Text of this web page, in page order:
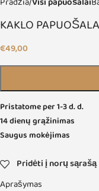
KAKLO
€49,00
Pristatome per 1-3 d. d.
14 dienų grąžinimas
Saugus mokėjimas
Pridėti į norų sąrašą
Aprašymas